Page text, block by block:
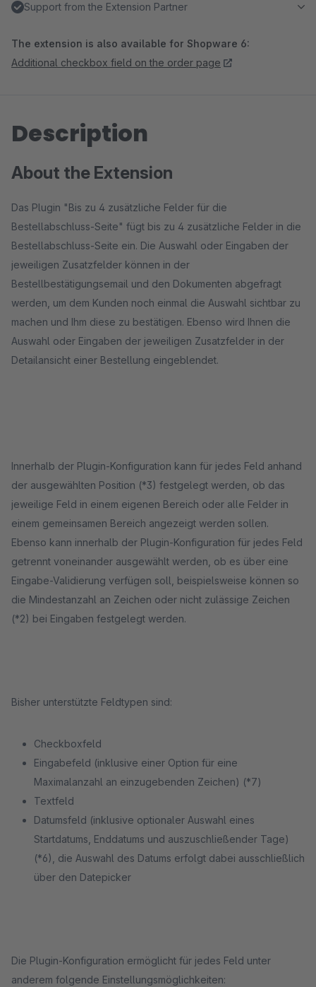
Support from the Extension Partner
The extension is also available for Shopware 6:
Additional checkbox field on the order page
Description
About the Extension
Das Plugin "Bis zu 4 zusätzliche Felder für die
Bestellabschluss-Seite" fügt bis zu 4 zusätzliche Felder in die
Bestellabschluss-Seite ein. Die Auswahl oder Eingaben der
jeweiligen Zusatzfelder können in der
Bestellbestätigungsemail und den Dokumenten abgefragt
werden, um dem Kunden noch einmal die Auswahl sichtbar zu
machen und Ihm diese zu bestätigen. Ebenso wird Ihnen die
Auswahl oder Eingaben der jeweiligen Zusatzfelder in der
Detailansicht einer Bestellung eingeblendet.
Innerhalb der Plugin-Konfiguration kann für jedes Feld anhand
der ausgewählten Position (*3) festgelegt werden, ob das
jeweilige Feld in einem eigenen Bereich oder alle Felder in
einem gemeinsamen Bereich angezeigt werden sollen.
Ebenso kann innerhalb der Plugin-Konfiguration für jedes Feld
getrennt voneinander ausgewählt werden, ob es über eine
Eingabe-Validierung verfügen soll, beispielsweise können so
die Mindestanzahl an Zeichen oder nicht zulässige Zeichen
(*2) bei Eingaben festgelegt werden.
Bisher unterstützte Feldtypen sind:
Checkboxfeld
Eingabefeld (inklusive einer Option für eine
Maximalanzahl an einzugebenden Zeichen) (*7)
Textfeld
Datumsfeld (inklusive optionaler Auswahl eines
Startdatums, Enddatums und auszuschließender Tage)
(*6), die Auswahl des Datums erfolgt dabei ausschließlich
über den Datepicker
Die Plugin-Konfiguration ermöglicht für jedes Feld unter
anderem folgende Einstellungsmöglichkeiten: